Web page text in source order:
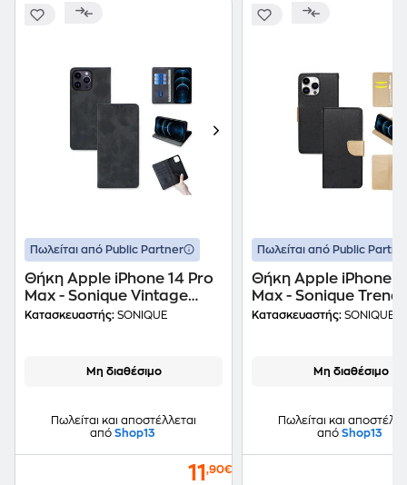
Πωλείται από Public Partner
Θήκη Apple iPhone 14 Pro
Max - Sonique Vintage
Magnet Book - Μαύρο
Κατασκευαστής: SONIQUE
Μη διαθέσιμο
Πωλείται και αποστέλλεται
από Shop13
11 ,90€
Πωλείται από Public
Θήκη Apple iPhone
Max - Sonique Trend
- Μαύρο/Χρυσό
Κατασκευαστής: SONIQUE
Μη διαθέσιμο
Πωλείται και
από Shop13